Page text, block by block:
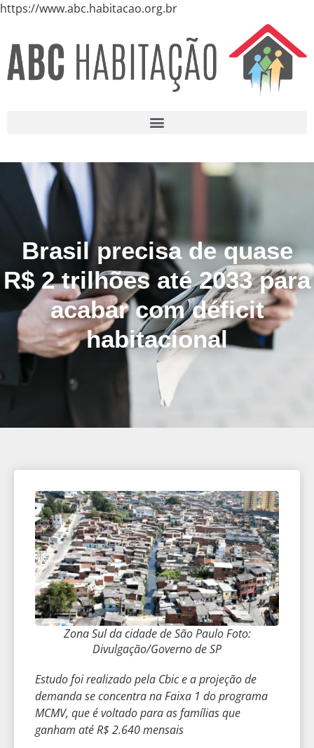
https://www.abc.habitacao.org.br
Brasil precisa de quase
R$ 2 trilhões até 2033 para
acabar com déficit
habitacional
Zona Sul da cidade de São Paulo Foto:
Divulgação/Governo de SP
Estudo foi realizado pela Cbic e a projeção de
demanda se concentra na Faixa 1 do programa
MCMV, que é voltado para as famílias que
ganham até R$ 2.640 mensais